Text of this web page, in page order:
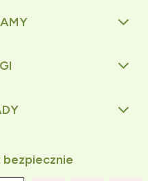
bezpiecznie